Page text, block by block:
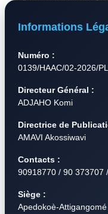
Informations
Numéro :
0139/HAAC/02-2026/
Directeur Général :
ADJAHO Komi
Directrice de
AMAVI Akossiwavi
Contacts :
90918770 / 90 373707
Siège :
Apedokoè-Attigangomé